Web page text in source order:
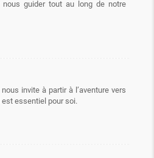
guider tout au long de notre
invite à partir à l’aventure vers
est essentiel pour soi.